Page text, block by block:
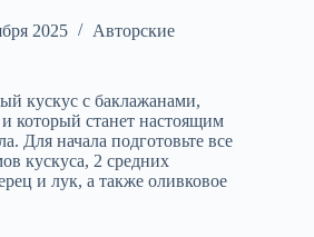
2025 Авторские
кускус с баклажанами,
который станет настоящим
Для начала подготовьте все
кускуса, 2 средних
и лук, а также оливковое